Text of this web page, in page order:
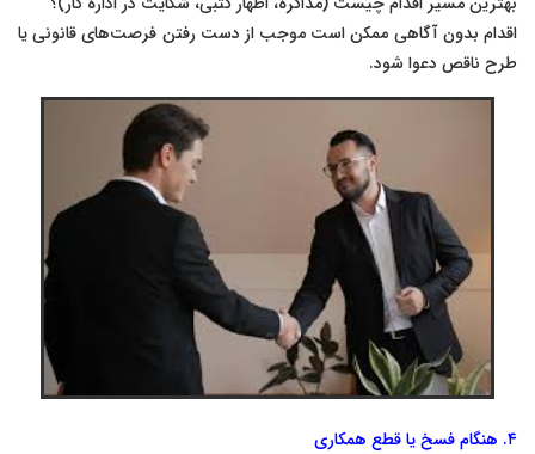
اقدام بدون آگاهی ممکن است موجب از دست رفتن فرصت‌های قانونی یا
طرح ناقص دعوا شود.
۴. هنگام فسخ یا قطع همکاری